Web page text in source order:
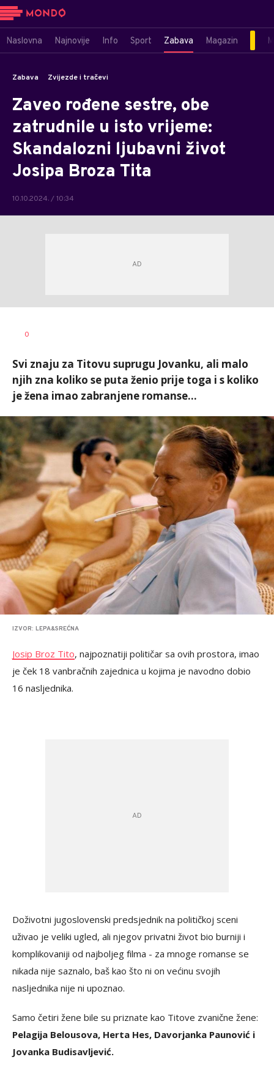
Naslovna Najnovije Info Sport Zabava Magazin
Zabava Zvijezde i tračevi
Zaveo rođene sestre, obe
zatrudnile u isto vrijeme:
Skandalozni ljubavni život
Josipa Broza Tita
10.10.2024. / 10:34
AUTOR
0
Svi znaju za Titovu suprugu Jovanku, ali malo
njih zna koliko se puta ženio prije toga i s koliko
je žena imao zabranjene romanse...
IZVOR: LEPA&SREĆNA
Josip Broz Tito, najpoznatiji političar sa ovih prostora, imao
je ček 18 vanbračnih zajednica u kojima je navodno dobio
16 nasljednika.
Doživotni jugoslovenski predsjednik na političkoj sceni
uživao je veliki ugled, ali njegov privatni život bio burniji i
komplikovaniji od najboljeg filma - za mnoge romanse se
nikada nije saznalo, baš kao što ni on većinu svojih
nasljednika nije ni upoznao.
Samo četiri žene bile su priznate kao Titove zvanične žene:
Pelagija Belousova, Herta Hes, Davorjanka Paunović i
Jovanka Budisavljević.